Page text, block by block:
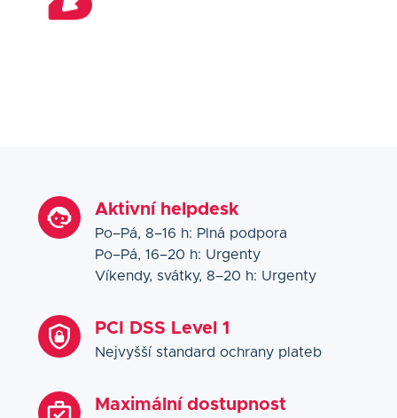
Aktivní helpdesk
Po–Pá, 8–16 h: Plná podpora
Po–Pá, 16–20 h: Urgenty
Víkendy, svátky, 8–20 h: Urgenty
PCI DSS Level 1
Nejvyšší standard ochrany plateb
Maximální dostupnost